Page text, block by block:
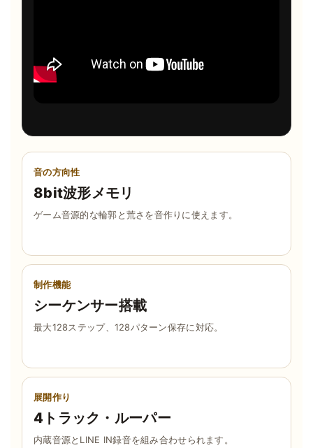
音の方向性
8bit波形メモリ
ゲーム音源的な輪郭と荒さを音作りに使えます。
制作機能
シーケンサー搭載
最大128ステップ、128パターン保存に対応。
展開作り
4トラック・ルーパー
内蔵音源とLINE IN録音を組み合わせられます。